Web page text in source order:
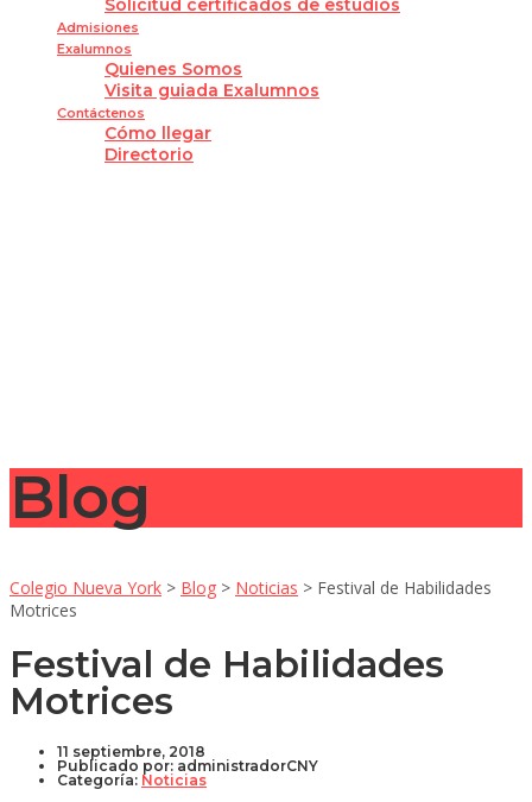
Solicitud certificados de estudios
Admisiones
Exalumnos
Quienes Somos
Visita guiada Exalumnos
Contáctenos
Cómo llegar
Directorio
Blog
Colegio Nueva York > Blog > Noticias > Festival de Habilidades
Motrices
Festival de Habilidades
Motrices
11 septiembre, 2018
Publicado por: administradorCNY
Categoría: Noticias